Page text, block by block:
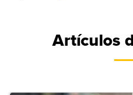
Artículos